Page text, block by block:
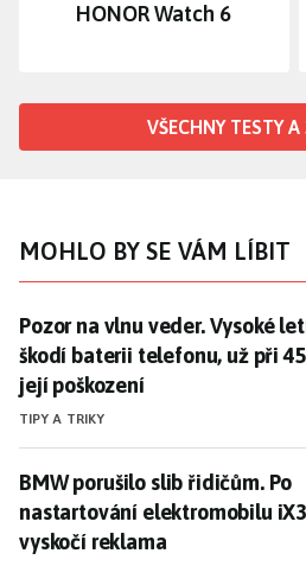
HONOR Watch 6
VŠECHNY TESTY A
MOHLO BY SE VÁM LÍBIT
Pozor na vlnu veder. Vysoké
Pozor na vlnu veder. Vysoké
škodí baterii telefonu, už při
její poškození
TIPY A TRIKY
BMW porušilo slib řidičům.
BMW porušilo slib řidičům. Po
nastartování elektromobilu
vyskočí reklama